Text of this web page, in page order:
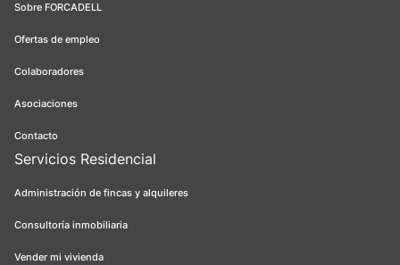
Sobre FORCADELL
Ofertas de empleo
Colaboradores
Asociaciones
Contacto
Servicios Residencial
Administración de fincas y alquileres
Consultoría inmobiliaria
Vender mi vivienda